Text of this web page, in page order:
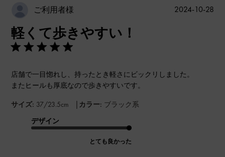
ご利用者様
軽くて歩きやすい！
店舗で一目惚れし、持ったとき軽さにビックリしました。
またヒールも厚底なので歩きやすいです。
サイズ: 37/23.5cm | カラー: ブラック系
デザイン
とても良かった
公
2024-10-28